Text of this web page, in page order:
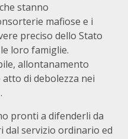
stanno
mafiose e i
preciso dello Stato
loro famiglie.
allontanamento
di debolezza nei
pronti a difenderli da
dal servizio ordinario ed